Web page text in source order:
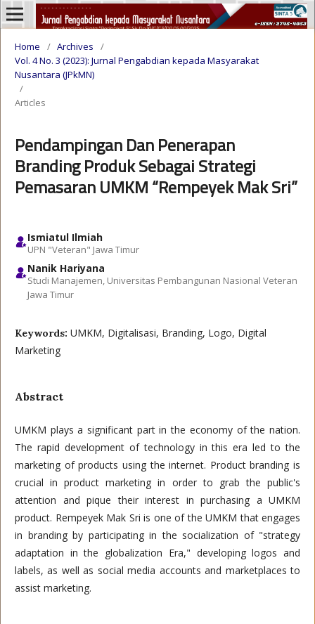
Home / Archives
/
Vol. 4 No. 3 (2023): Jurnal Pengabdian kepada Masyarakat
Nusantara (JPkMN)
/
Articles
Pendampingan Dan Penerapan
Branding Produk Sebagai Strategi
Pemasaran UMKM “Rempeyek Mak Sri”
Ismiatul Ilmiah
UPN "Veteran" Jawa Timur
Nanik Hariyana
Studi Manajemen, Universitas Pembangunan Nasional Veteran
Jawa Timur
Keywords: UMKM, Digitalisasi, Branding, Logo, Digital
Marketing
Abstract
UMKM plays a significant part in the economy of the nation.
The rapid development of technology in this era led to the
marketing of products using the internet. Product branding is
crucial in product marketing in order to grab the public's
attention and pique their interest in purchasing a UMKM
product. Rempeyek Mak Sri is one of the UMKM that engages
in branding by participating in the socialization of "strategy
adaptation in the globalization Era," developing logos and
labels, as well as social media accounts and marketplaces to
assist marketing.